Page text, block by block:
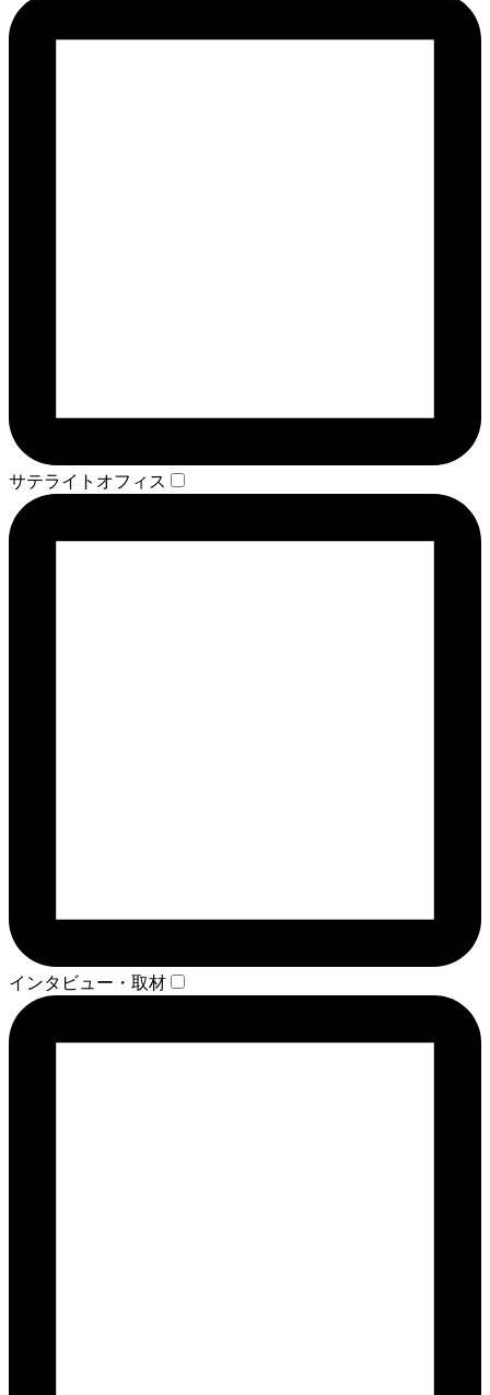
サテライトオフィス
インタビュー・取材